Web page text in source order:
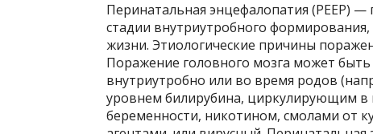
Перинатальная энцефалопатия (PEEP)
стадии внутриутробного
жизни. Этиологические причины
Поражение головного мозга может
внутриутробно или во время родов
уровнем билирубина, циркулирующим в
беременности, никотином, смолами от